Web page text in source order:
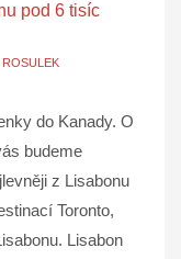
pod 6 tisíc
do Kanady. O
budeme
z Lisabonu
Toronto,
Lisabon